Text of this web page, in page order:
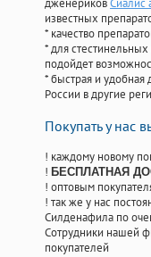
дженериковСиалис
известных
* качество
* для
подойдет
* быстрая и удобная
России в другие
Покупать у нас
! каждому новому
! БЕСПЛАТНАЯ
! оптовым
! так же у нас
Силденафила по
Cотрудники нашей
покупателей